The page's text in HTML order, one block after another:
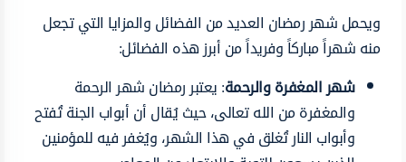
ويحمل شهر رمضان العديد من الفضائل والمزايا التي تجعل
منه شهراً مباركاً وفريداً من أبرز هذه الفضائل:
شهر المغفرة والرحمة: يعتبر رمضان شهر الرحمة
والمغفرة من الله تعالى، حيث يُقال أن أبواب الجنة تُفتح
وأبواب النار تُغلق في هذا الشهر، ويُغفر فيه للمؤمنين